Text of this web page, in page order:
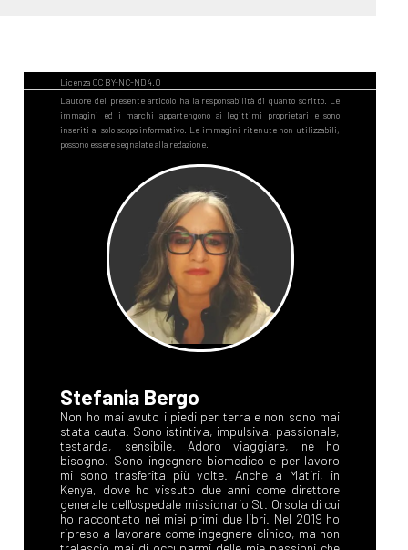
Stefania Bergo